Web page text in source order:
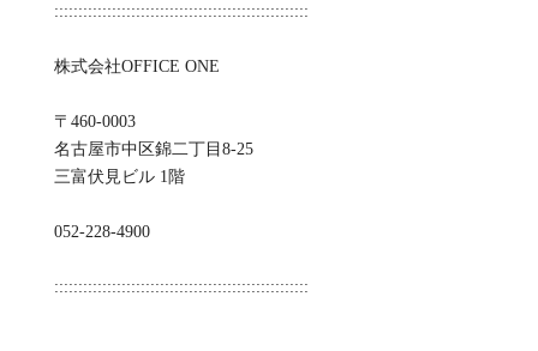
:::::::::::::::::::::::::::::::::::::::::::::::::::::
株式会社OFFICE ONE
〒460-0003
名古屋市中区錦二丁目8-25
三富伏見ビル 1階
052-228-4900
:::::::::::::::::::::::::::::::::::::::::::::::::::::